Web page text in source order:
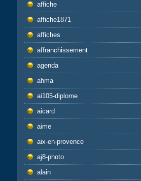
affiche
affiche1871
affiches
affranchissement
agenda
ahma
ai105-diplome
aicard
aime
aix-en-provence
aj8-photo
alain